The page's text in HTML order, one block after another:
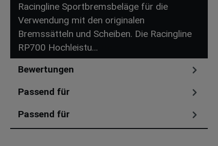
Racingline Sportbremsbeläge für die
Verwendung mit den originalen
Bremssätteln und Scheiben. Die Racingline
RP700 Hochleistu…
Bewertungen
Passend für
Passend für